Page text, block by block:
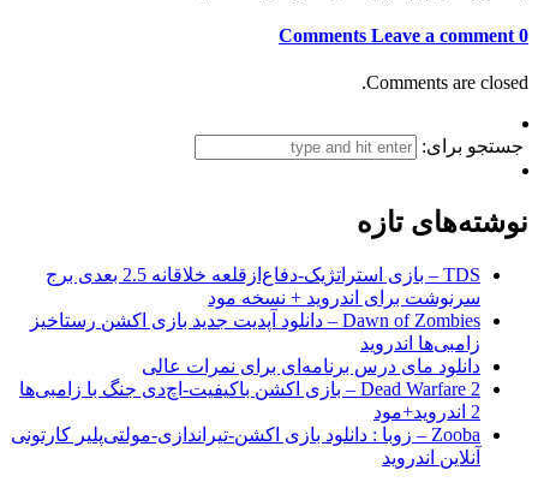
0 Comments
Leave a comment
Comments are closed.
جستجو برای:
نوشته‌های تازه
TDS – بازی استراتژیک-دفاع‌از‌قلعه خلاقانه 2.5 بعدی برج
سرنوشت برای اندروید + نسخه مود
Dawn of Zombies – دانلود آپدیت جدید بازی اکشن رستاخیز
زامبی‌ها اندروید
دانلود مای درس برنامه‌ای برای نمرات عالی
Dead Warfare 2 – بازی اکشن باکیفیت-اچ‌دی جنگ با زامبی‌ها
2 اندروید+مود
Zooba – زوبا : دانلود بازی اکشن-تیراندازی-مولتی‌پلیر کارتونی
آنلاین اندروید